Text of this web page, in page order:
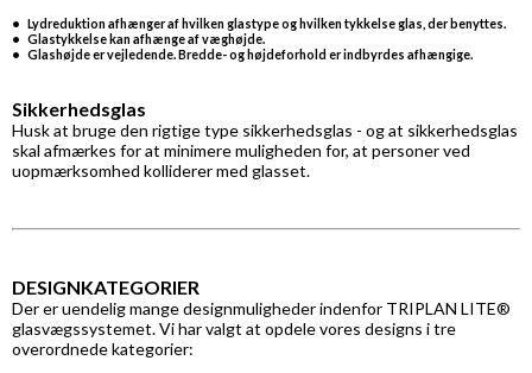
• Lydreduktion afhænger af hvilken glastype og hvilken tykkelse glas, der benyttes.
• Glastykkelse kan afhænge af væghøjde.
• Glashøjde er vejledende. Bredde- og højdeforhold er indbyrdes afhængige.
Sikkerhedsglas
Husk at bruge den rigtige type sikkerhedsglas - og at sikkerhedsglas
skal afmærkes for at minimere muligheden for, at personer ved
uopmærksomhed kolliderer med glasset.
DESIGNKATEGORIER
Der er uendelig mange designmuligheder indenfor TRIPLAN LITE®
glasvægssystemet. Vi har valgt at opdele vores designs i tre
overordnede kategorier: